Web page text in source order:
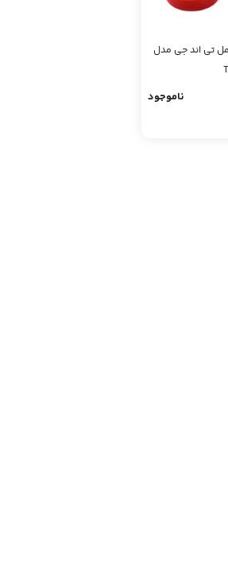
تی اند جی مدل
ناموجود